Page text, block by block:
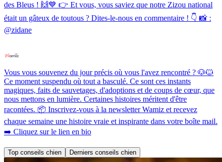
des Bleus ! 🙌💙 👉 Et vous, vous saviez que notre Zizou national
était un gâteux de toutous ? Dites-le-nous en commentaire ! 👇 📸 :
@zidane
Vous vous souvenez du jour précis où vous l'avez rencontré ? 🐶🐱
Ce moment suspendu où tout a basculé. Ce sont ces instants
magiques, faits de sauvetages, d'adoptions et de coups de cœur, que
nous mettons en lumière. Certaines histoires méritent d'être
racontées. 📦 Inscrivez-vous à la newsletter Wamiz et recevez
chaque semaine une histoire vraie et inspirante dans votre boîte mail.
➡️ Cliquez sur le lien en bio
Top conseils chien Derniers conseils chien